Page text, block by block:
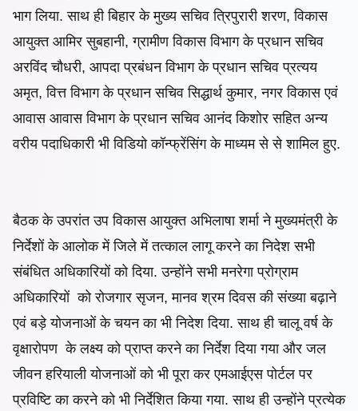
भाग लिया. साथ ही बिहार के मुख्य सचिव त्रिपुरारी शरण, विकास
आयुक्त आमिर सुबहानी, ग्रामीण विकास विभाग के प्रधान सचिव
अरविंद चौधरी, आपदा प्रबंधन विभाग के प्रधान सचिव प्रत्यय
अमृत, वित्त विभाग के प्रधान सचिव सिद्धार्थ कुमार, नगर विकास एवं
आवास आवास विभाग के प्रधान सचिव आनंद किशोर सहित अन्य
वरीय पदाधिकारी भी विडियो कॉन्फ्रेंसिंग के माध्यम से से शामिल हुए.
बैठक के उपरांत उप विकास आयुक्त अभिलाषा शर्मा ने मुख्यमंत्री के
निर्देशों के आलोक में जिले में तत्काल लागू करने का निदेश सभी
संबंधित अधिकारियों को दिया. उन्होंने सभी मनरेगा प्रोग्राम
अधिकारियों को रोजगार सृजन, मानव श्रम दिवस की संख्या बढ़ाने
एवं बड़े योजनाओं के चयन का भी निदेश दिया. साथ ही चालू वर्ष के
वृक्षारोपण के लक्ष्य को प्राप्त करने का निर्देश दिया गया और जल
जीवन हरियाली योजनाओं को भी पूरा कर एमआईएस पोर्टल पर
प्रविष्टि का करने को भी निर्देशित किया गया. साथ ही उन्होंने प्रत्येक